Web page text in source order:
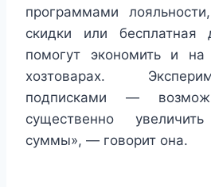
программами
скидки или
помогут экономить и
хозтоварах.
подписками —
существенно
суммы», — говорит она.